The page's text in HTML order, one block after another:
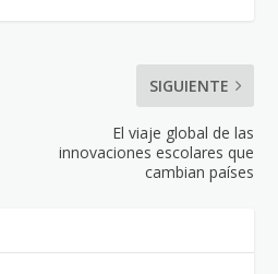
SIGUIENTE
El viaje global de las
innovaciones escolares que
cambian países